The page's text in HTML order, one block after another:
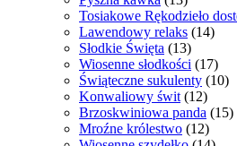
Tosiakowe Rękodzieło
Lawendowy relaks (14)
Słodkie Święta (13)
Wiosenne słodkości (17)
Świąteczne sukulenty (10)
Konwaliowy świt (12)
Brzoskwiniowa panda (15)
Mroźne królestwo (12)